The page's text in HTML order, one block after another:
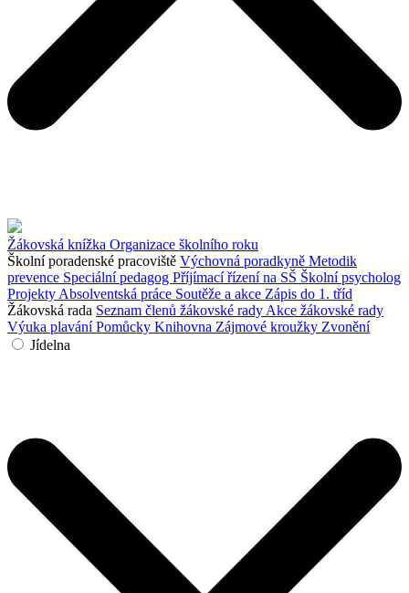
Žákovská knížka Organizace školního roku
Školní poradenské pracoviště Výchovná poradkyně Metodik
prevence Speciální pedagog Příjímací řízení na SŠ Školní psycholog
Projekty Absolventská práce Soutěže a akce Zápis do 1. tříd
Žákovská rada Seznam členů žákovské rady Akce žákovské rady
Výuka plaváníPomůcky Knihovna Zájmové kroužky Zvonění
Jídelna